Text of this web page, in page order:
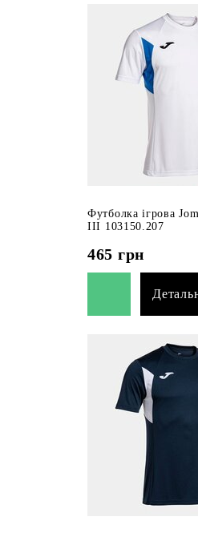
Футболка ігрова
III 103150.207
465 грн